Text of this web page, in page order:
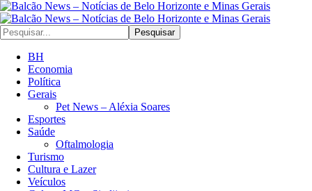
Pesquisar
BH
Economia
Política
Gerais
Pet News – Aléxia Soares
Esportes
Saúde
Oftalmologia
Turismo
Cultura e Lazer
Veículos